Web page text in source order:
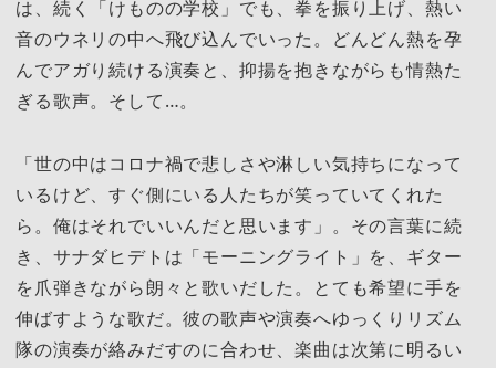
は、続く「けものの学校」でも、拳を振り上げ、熱い
音のウネリの中へ飛び込んでいった。どんどん熱を孕
んでアガり続ける演奏と、抑揚を抱きながらも情熱た
ぎる歌声。そして…。
「世の中はコロナ禍で悲しさや淋しい気持ちになって
いるけど、すぐ側にいる人たちが笑っていてくれた
ら。俺はそれでいいんだと思います」。その言葉に続
き、サナダヒデトは「モーニングライト」を、ギター
を爪弾きながら朗々と歌いだした。とても希望に手を
伸ばすような歌だ。彼の歌声や演奏へゆっくりリズム
隊の演奏が絡みだすのに合わせ、楽曲は次第に明るい